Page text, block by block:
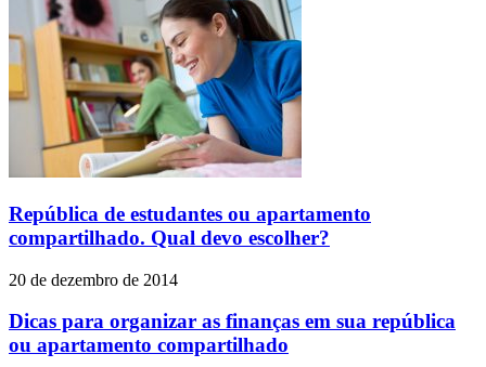
República de estudantes ou apartamento
compartilhado. Qual devo escolher?
20 de dezembro de 2014
Dicas para organizar as finanças em sua república
ou apartamento compartilhado